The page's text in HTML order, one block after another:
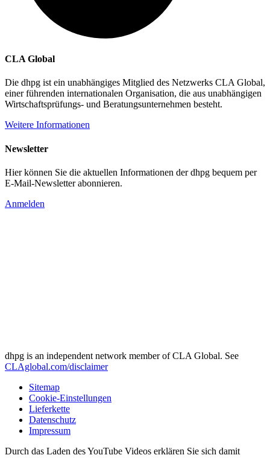
CLA Global
Die dhpg ist ein unabhängiges Mitglied des Netzwerks CLA Global,
einer führenden internationalen Organisation, die aus unabhängigen
Wirtschaftsprüfungs- und Beratungsunternehmen besteht.
Weitere Informationen
Newsletter
Hier können Sie die aktuellen Informationen der dhpg bequem per
E-Mail-Newsletter abonnieren.
Anmelden
dhpg is an independent network member of CLA Global. See
CLAglobal.com/disclaimer
Sitemap
Cookie-Einstellungen
Lieferkette
Datenschutz
Impressum
Durch das Laden des YouTube Videos erklären Sie sich damit